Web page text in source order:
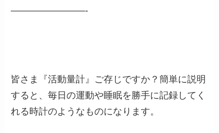
————————-
皆さま『活動量計』ご存じですか？簡単に説明
すると、毎日の運動や睡眠を勝手に記録してく
れる時計のようなものになります。